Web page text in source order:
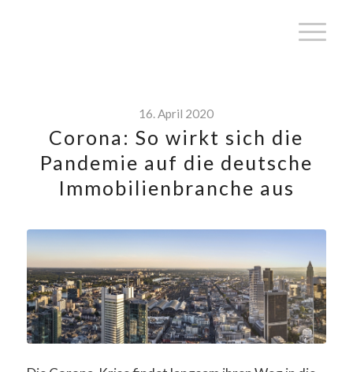
16. April 2020
Corona: So wirkt sich die
Pandemie auf die deutsche
Immobilienbranche aus